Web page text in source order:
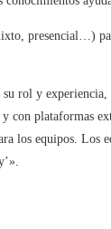
presencial…)
rol y
plataformas
los equipos. Los